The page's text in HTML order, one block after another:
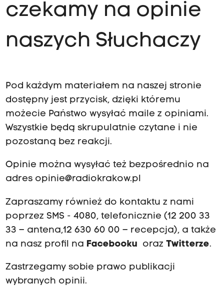
czekamy na opinie
naszych Słuchaczy
Pod każdym materiałem na naszej stronie
dostępny jest przycisk, dzięki któremu
możecie Państwo wysyłać maile z opiniami.
Wszystkie będą skrupulatnie czytane i nie
pozostaną bez reakcji.
Opinie można wysyłać też bezpośrednio na
adres opinie@radiokrakow.pl
Zapraszamy również do kontaktu z nami
poprzez SMS - 4080, telefonicznie (12 200 33
33 – antena,12 630 60 00 – recepcja), a także
na nasz profil na Facebooku oraz Twitterze.
Zastrzegamy sobie prawo publikacji
wybranych opinii.